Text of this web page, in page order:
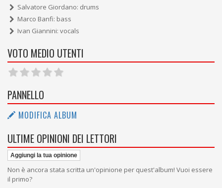
Salvatore Giordano: drums
Marco Banfi: bass
Ivan Giannini: vocals
VOTO MEDIO UTENTI
PANNELLO
MODIFICA ALBUM
ULTIME OPINIONI DEI LETTORI
Aggiungi la tua opinione
Non è ancora stata scritta un'opinione per quest'album! Vuoi essere
il primo?